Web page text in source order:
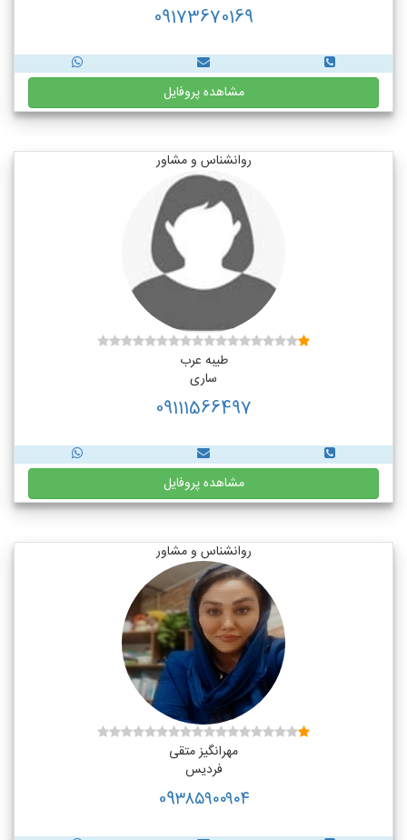
09173670169
مشاهده پروفایل
روانشناس و مشاور
طیبه عرب
ساری
09111566497
مشاهده پروفایل
روانشناس و مشاور
مهرانگیز متقی
فردیس
09۳۸۵۹۰۰۹۰۴